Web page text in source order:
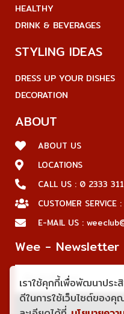
HEALTHY
DRINK & BEVERAGES
STYLING IDEAS
DRESS UP YOUR DISHES
DECORATION
ABOUT
ABOUT US
LOCATIONS
CALL US : 0 2333
CUSTOMER
E-MAIL US :
Wee - Newsletter
เราใช้คุกกี้เพื่อพัฒนาปร
ดีในการใช้เว็บไซต์ของ